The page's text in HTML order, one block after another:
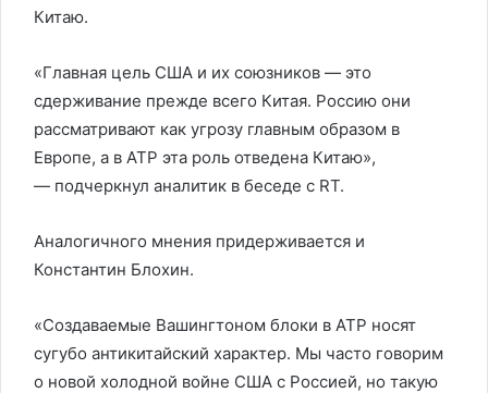
Китаю.
«Главная цель США и их союзников — это
сдерживание прежде всего Китая. Россию они
рассматривают как угрозу главным образом в
Европе, а в АТР эта роль отведена Китаю»,
— подчеркнул аналитик в беседе с RT.
Аналогичного мнения придерживается и
Константин Блохин.
«Создаваемые Вашингтоном блоки в АТР носят
сугубо антикитайский характер. Мы часто говорим
о новой холодной войне США с Россией, но такую